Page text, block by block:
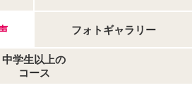
フォトギャラリー
中学生以上の
コース